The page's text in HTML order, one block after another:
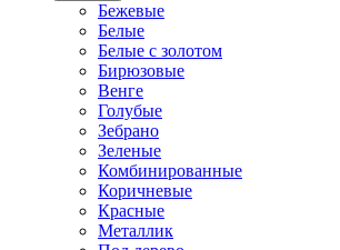
Бежевые
Белые
Белые с золотом
Бирюзовые
Венге
Голубые
Зебрано
Зеленые
Комбинированные
Коричневые
Красные
Металлик